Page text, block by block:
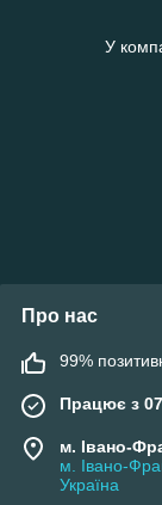
У
Про нас
99%
Працює з
м. Івано-
м. Івано-
Україна